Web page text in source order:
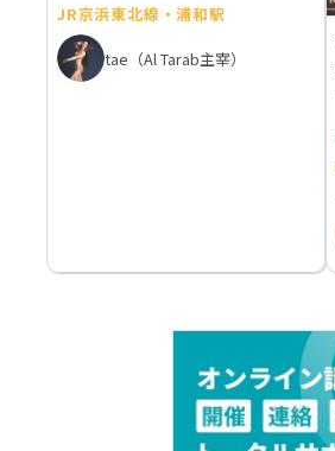
JR京浜東北線・浦和駅
tae（Al Tarab主宰）